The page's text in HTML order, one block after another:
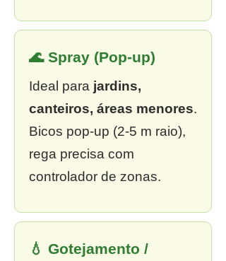
🌊 Spray (Pop-up)
Ideal para jardins,
canteiros, áreas menores.
Bicos pop-up (2-5 m raio),
rega precisa com
controlador de zonas.
💧 Gotejamento /